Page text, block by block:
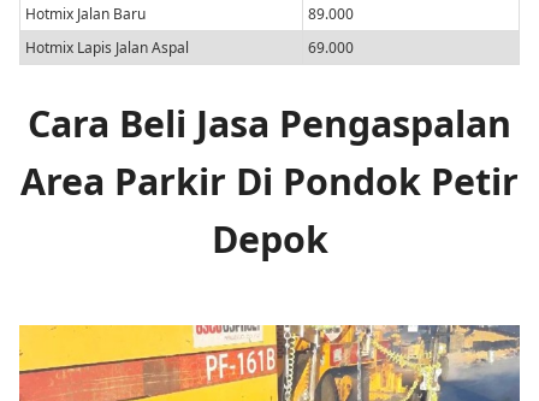
Hotmix Jalan Baru
89.000
Hotmix Lapis Jalan Aspal
69.000
Cara Beli Jasa Pengaspalan
Area Parkir Di Pondok Petir
Depok